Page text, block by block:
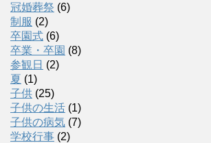
冠婚葬祭 (6)
制服 (2)
卒園式 (6)
卒業・卒園 (8)
参観日 (2)
夏 (1)
子供 (25)
子供の生活 (1)
子供の病気 (7)
学校行事 (2)